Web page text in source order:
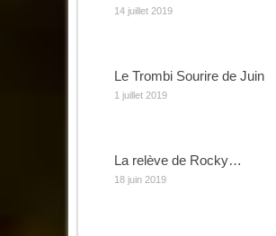
14 juillet 2019
Le Trombi Sourire de Juin
1 juillet 2019
La relève de Rocky…
18 juin 2019